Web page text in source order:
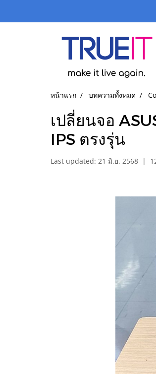
หน้าแรก บทความทั้งหมด
เปลี่ยนจอ
IPS ตรงรุ่น
Last updated: 21 มิ.ย. 2568 |